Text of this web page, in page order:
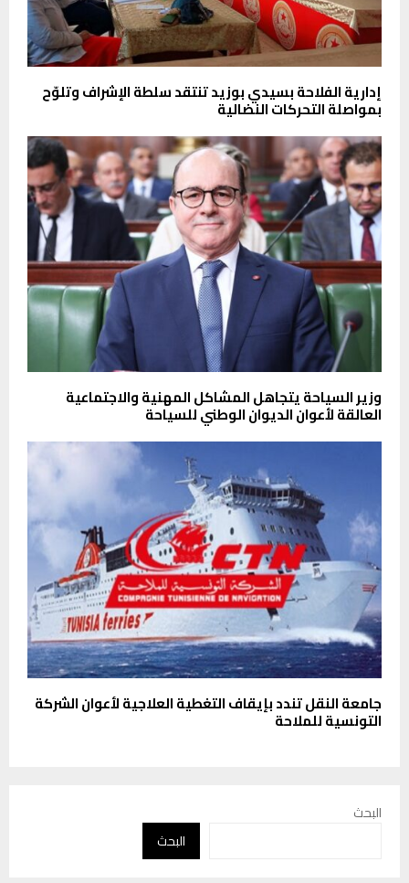
إدارية الفلاحة بسيدي بوزيد تنتقد سلطة الإشراف وتلوّح
بمواصلة التحركات النضالية
وزير السياحة يتجاهل المشاكل المهنية والاجتماعية
العالقة لأعوان الديوان الوطني للسياحة
جامعة النقل تندد بإيقاف التغطية العلاجية لأعوان الشركة
التونسية للملاحة
البحث
البحث